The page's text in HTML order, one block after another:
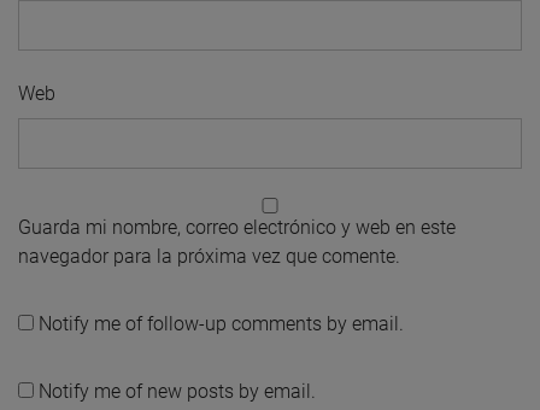
Web
Guarda mi nombre, correo electrónico y web en este
navegador para la próxima vez que comente.
Notify me of follow-up comments by email.
Notify me of new posts by email.